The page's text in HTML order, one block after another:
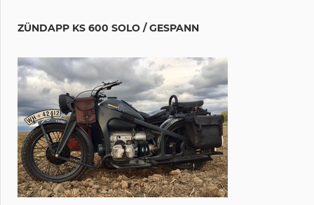
ZÜNDAPP KS 600 SOLO / GESPANN